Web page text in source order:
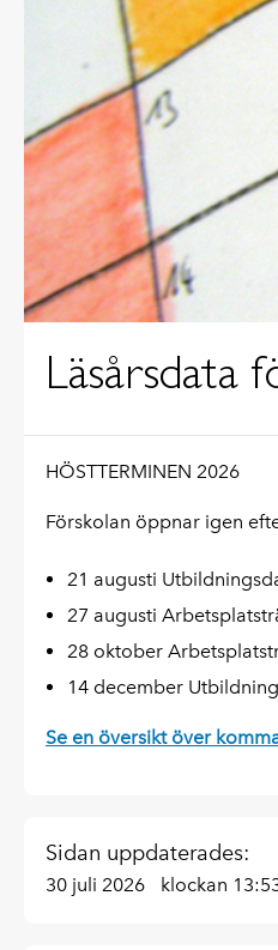
Läsårsdata
HÖSTTERMINEN 2026
Förskolan öppnar igen
21 augusti
27 augusti
28 oktober
14 december
Se en översikt över
Sidan uppdaterades:
30 juli 2026 klockan